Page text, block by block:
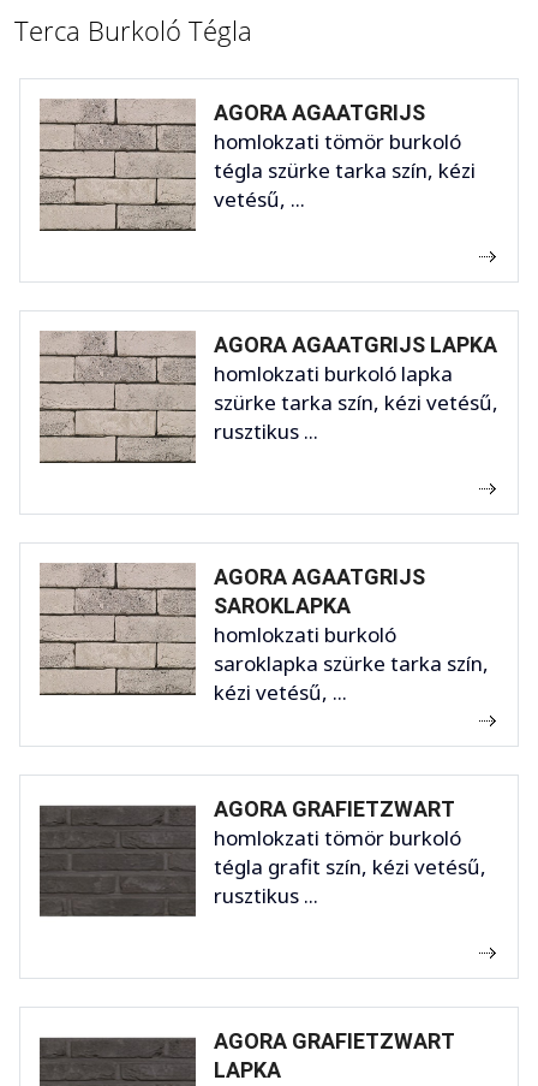
Terca Burkoló Tégla
AGORA AGAATGRIJS
homlokzati tömör burkoló
tégla szürke tarka szín, kézi
vetésű, ...
AGORA AGAATGRIJS LAPKA
homlokzati burkoló lapka
szürke tarka szín, kézi vetésű,
rusztikus ...
AGORA AGAATGRIJS
SAROKLAPKA
homlokzati burkoló
saroklapka szürke tarka szín,
kézi vetésű, ...
AGORA GRAFIETZWART
homlokzati tömör burkoló
tégla grafit szín, kézi vetésű,
rusztikus ...
AGORA GRAFIETZWART
LAPKA